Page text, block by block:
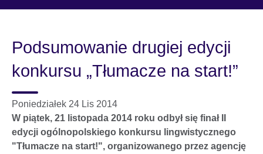
Podsumowanie drugiej edycji
konkursu „Tłumacze na start!”
Poniedziałek 24 Lis 2014
W piątek, 21 listopada 2014 roku odbył się finał II
edycji ogólnopolskiego konkursu lingwistycznego
"Tłumacze na start!", organizowanego przez agencję